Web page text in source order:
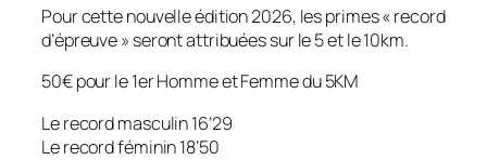
Pour cette nouvelle édition 2026, les primes « record
d’épreuve » seront attribuées sur le 5 et le 10km.
50€ pour le 1er Homme et Femme du 5KM
Le record masculin 16’29
Le record féminin 18’50